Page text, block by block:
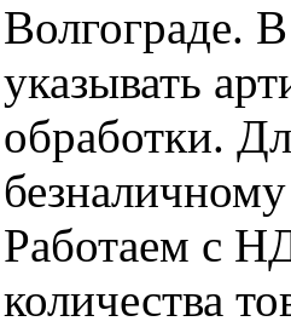
Волгограде.
указывать
обработки.
Работаем с
количества